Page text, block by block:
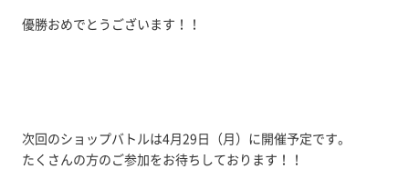
優勝おめでとうございます！！
次回のショップバトルは4月29日（月）に開催予定です。
たくさんの方のご参加をお待ちしております！！